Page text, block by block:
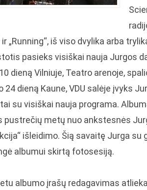
ir „Running“, iš viso dvylika arba
pasieks visiškai nauja Jurgos
dieną Vilniuje, Teatro arenoje,
24 dieną Kaune, VDU salėje įvyks
su visiškai nauja programa.
pustrečių metų nuo ankstesnės
išleidimo. Šią savaitę Jurga
albumui skirtą fotosesiją.
albumo įrašų redagavimas